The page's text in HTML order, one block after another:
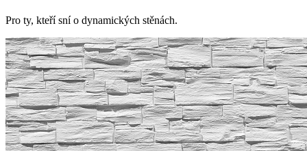
Pro ty, kteří sní o dynamických stěnách.